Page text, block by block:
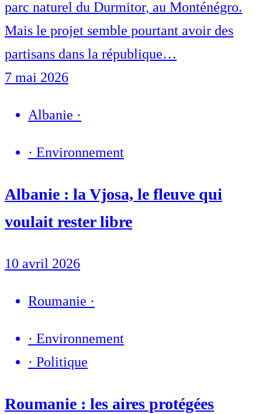
parc naturel du Durmitor, au Monténégro.
Mais le projet semble pourtant avoir des
partisans dans la république…
7 mai 2026
Albanie ·
· Environnement
Albanie : la Vjosa, le fleuve qui
voulait rester libre
10 avril 2026
Roumanie ·
· Environnement
· Politique
Roumanie : les aires protégées